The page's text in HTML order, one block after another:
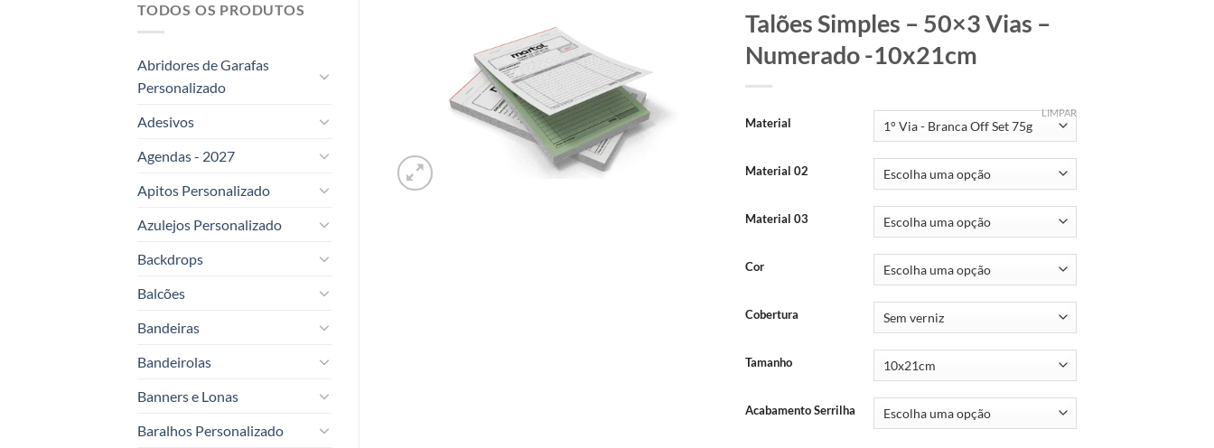
TODOS OS PRODUTOS
Abridores de Garafas
Personalizado
Adesivos
Agendas - 2027
Apitos Personalizado
Azulejos Personalizado
Backdrops
Balcões
Bandeiras
Bandeirolas
Banners e Lonas
Baralhos Personalizado
wishlist
Talões Simples – 50×3 Vias –
Numerado -10x21cm
Material
Material 02
Material 03
Cor
Cobertura
Tamanho
Acabamento Serrilha
LIMPAR